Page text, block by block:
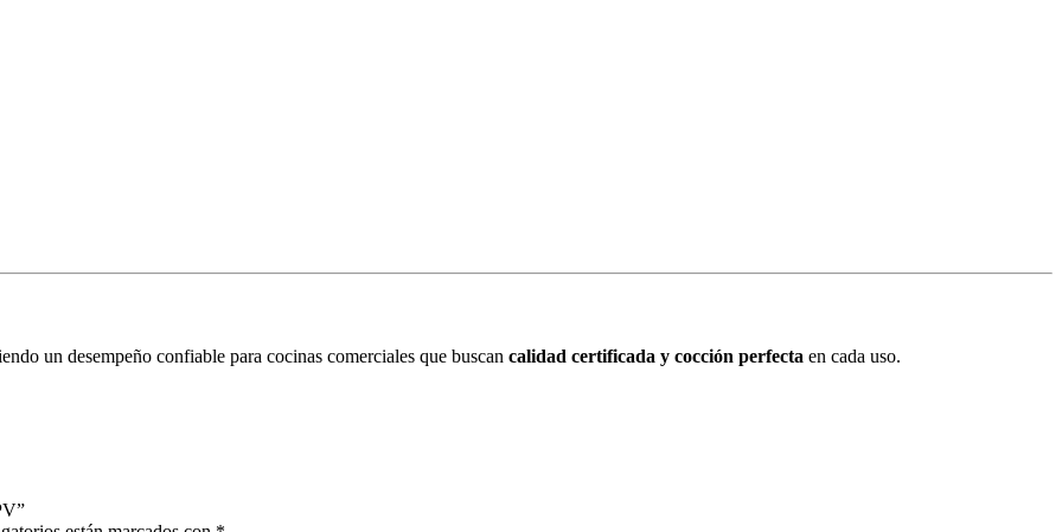
un desempeño confiable para cocinas comerciales que buscan calidad certificada y cocción perfecta en cada uso.